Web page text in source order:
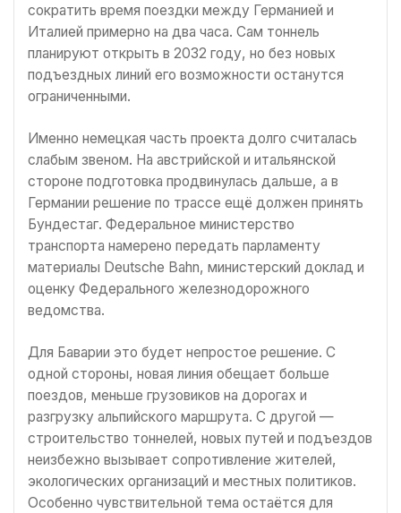
сократить время поездки между Германией и
Италией примерно на два часа. Сам тоннель
планируют открыть в 2032 году, но без новых
подъездных линий его возможности останутся
ограниченными.
Именно немецкая часть проекта долго считалась
слабым звеном. На австрийской и итальянской
стороне подготовка продвинулась дальше, а в
Германии решение по трассе ещё должен принять
Бундестаг. Федеральное министерство
транспорта намерено передать парламенту
материалы Deutsche Bahn, министерский доклад и
оценку Федерального железнодорожного
ведомства.
Для Баварии это будет непростое решение. С
одной стороны, новая линия обещает больше
поездов, меньше грузовиков на дорогах и
разгрузку альпийского маршрута. С другой —
строительство тоннелей, новых путей и подъездов
неизбежно вызывает сопротивление жителей,
экологических организаций и местных политиков.
Особенно чувствительной тема остаётся для